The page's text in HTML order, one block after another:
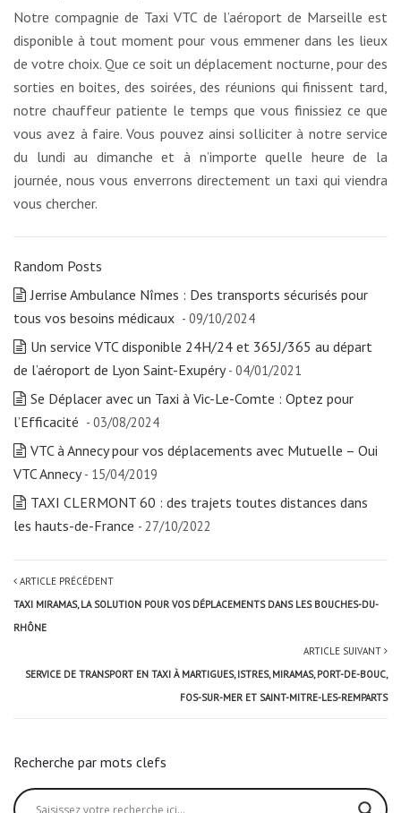
Notre compagnie de Taxi VTC de l’aéroport de Marseille est
disponible à tout moment pour vous emmener dans les lieux
de votre choix. Que ce soit un déplacement nocturne, pour des
sorties en boites, des soirées, des réunions qui finissent tard,
notre chauffeur patiente le temps que vous finissiez ce que
vous avez à faire. Vous pouvez ainsi solliciter à notre service
du lundi au dimanche et à n’importe quelle heure de la
journée, nous vous enverrons directement un taxi qui viendra
vous chercher.
Random Posts
Jerrise Ambulance Nîmes : Des transports sécurisés pour
tous vos besoins médicaux - 09/10/2024
Un service VTC disponible 24H/24 et 365J/365 au départ
de l’aéroport de Lyon Saint-Exupéry - 04/01/2021
Se Déplacer avec un Taxi à Vic-Le-Comte : Optez pour
l’Efficacité - 03/08/2024
VTC à Annecy pour vos déplacements avec Mutuelle – Oui
VTC Annecy - 15/04/2019
TAXI CLERMONT 60 : des trajets toutes distances dans
les hauts-de-France - 27/10/2022
ARTICLE PRÉCÉDENT
TAXI MIRAMAS, LA SOLUTION POUR VOS DÉPLACEMENTS DANS LES BOUCHES-DU-
RHÔNE
ARTICLE SUIVANT
SERVICE DE TRANSPORT EN TAXI À MARTIGUES, ISTRES, MIRAMAS, PORT-DE-BOUC,
FOS-SUR-MER ET SAINT-MITRE-LES-REMPARTS
Recherche par mots clefs